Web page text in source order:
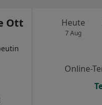
Ott Heute
7 Aug
Online-